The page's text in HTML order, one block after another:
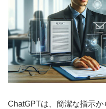
ChatGPTは、簡潔な指示